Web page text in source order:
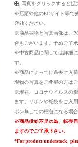
写真をクリックすると拡
※店頭や他のECサイト等で
容赦ください。
※商品実物と写真画像は、
合もございます。予めご了承
※中古商品に関しては詳細
す。
※商品によっては過去に入
現物の写真をご希望の方はご
※現在、コロナウイルスの
ます。リボンや紙袋をご入
ボン無しでの梱包になる場合
※商品供給不足の為、転売
ますのでご了承下さい。
*For product understock,